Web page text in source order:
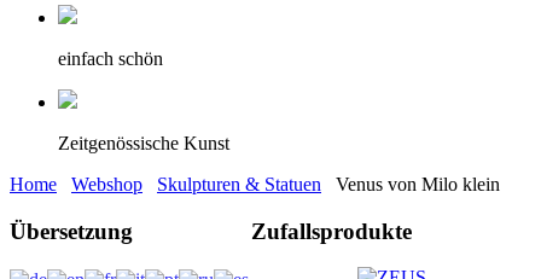
einfach schön
Zeitgenössische Kunst
Home
Webshop Skulpturen & Statuen Venus von Milo klein
Übersetzung Zufallsprodukte